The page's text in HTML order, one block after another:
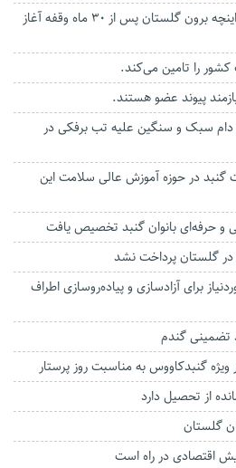
صادرات کالا با کامیون از مرز اینچه برون گلستان پس از ۳۰ ماه وقفه آغاز
سبک و سنگین علیه تب برفکی در
در حوزه آموزش عالی سلامت این
در گلستان پرداخت نشد
برای آزادسازی و پیاده‌روسازی اطراف
تضمینی گندم
ویژه گنبدکاووس به مناسبت روز پرستار
اقتصادی در راه است